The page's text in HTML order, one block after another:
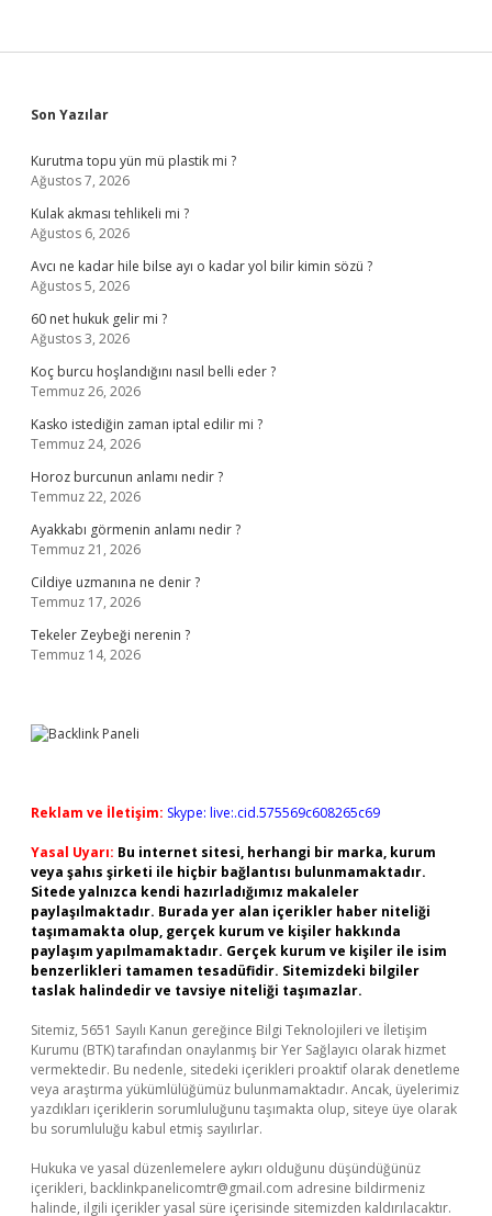
Sidebar
Son Yazılar
Kurutma topu yün mü plastik mi ?
Ağustos 7, 2026
Kulak akması tehlikeli mi ?
Ağustos 6, 2026
Avcı ne kadar hile bilse ayı o kadar yol bilir kimin sözü ?
Ağustos 5, 2026
60 net hukuk gelir mi ?
Ağustos 3, 2026
Koç burcu hoşlandığını nasıl belli eder ?
Temmuz 26, 2026
Kasko istediğin zaman iptal edilir mi ?
Temmuz 24, 2026
Horoz burcunun anlamı nedir ?
Temmuz 22, 2026
Ayakkabı görmenin anlamı nedir ?
Temmuz 21, 2026
Cildiye uzmanına ne denir ?
Temmuz 17, 2026
Tekeler Zeybeği nerenin ?
Temmuz 14, 2026
Reklam ve İletişim: Skype: live:.cid.575569c608265c69
Yasal Uyarı: Bu internet sitesi, herhangi bir marka, kurum
veya şahıs şirketi ile hiçbir bağlantısı bulunmamaktadır.
Sitede yalnızca kendi hazırladığımız makaleler
paylaşılmaktadır. Burada yer alan içerikler haber niteliği
taşımamakta olup, gerçek kurum ve kişiler hakkında
paylaşım yapılmamaktadır. Gerçek kurum ve kişiler ile isim
benzerlikleri tamamen tesadüfidir. Sitemizdeki bilgiler
taslak halindedir ve tavsiye niteliği taşımazlar.
Sitemiz, 5651 Sayılı Kanun gereğince Bilgi Teknolojileri ve İletişim
Kurumu (BTK) tarafından onaylanmış bir Yer Sağlayıcı olarak hizmet
vermektedir. Bu nedenle, sitedeki içerikleri proaktif olarak denetleme
veya araştırma yükümlülüğümüz bulunmamaktadır. Ancak, üyelerimiz
yazdıkları içeriklerin sorumluluğunu taşımakta olup, siteye üye olarak
bu sorumluluğu kabul etmiş sayılırlar.
Hukuka ve yasal düzenlemelere aykırı olduğunu düşündüğünüz
içerikleri, backlinkpanelicomtr@gmail.com adresine bildirmeniz
halinde, ilgili içerikler yasal süre içerisinde sitemizden kaldırılacaktır.